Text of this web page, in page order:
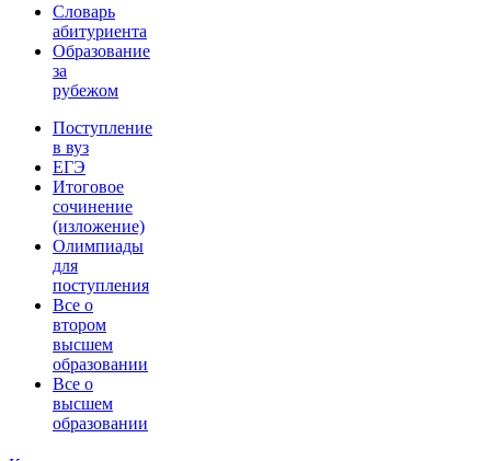
Словарь
абитуриента
Образование
за
рубежом
Поступление
в вуз
ЕГЭ
Итоговое
сочинение
(изложение)
Олимпиады
для
поступления
Все о
втором
высшем
образовании
Все о
высшем
образовании